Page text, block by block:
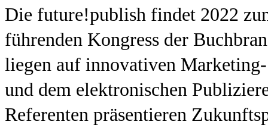
Die future!publish findet 2022
führenden Kongress der
liegen auf innovativen
und dem elektronischen
Referenten präsentieren